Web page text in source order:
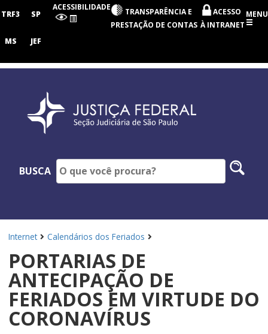
Judiciária
Paulo
TRF3 SP
MS JEF
ACESSIBILIDADE
TRANSPARÊNCIA E
PRESTAÇÃO DE CONTAS
ACESSO
À INTRANET
MENU
BUSCA
Internet Calendários dos Feriados
PORTARIAS DE
ANTECIPAÇÃO DE
FERIADOS EM VIRTUDE DO
CORONAVÍRUS